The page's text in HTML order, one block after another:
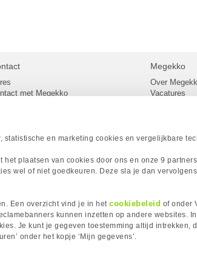
statistische en marketing cookies en vergelijkbare
het plaatsen van cookies door ons en onze 9
wel of niet goedkeuren. Deze sla je dan
Een overzicht vind je in hetcookiebeleid of onder
kunnen inzetten op andere websites.
Je kunt je gegeven toestemming altijd intrekken,
onder het kopje ‘Mijn gegevens’.
met Megekko
Megekko
Over
Vacatures
Sitemap
Acties
Megekko
Megekko
Megekko